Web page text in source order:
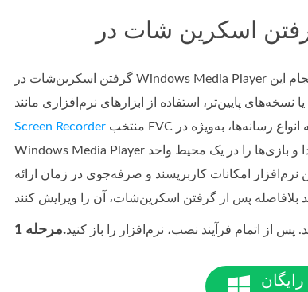
گرفتن اسکرین‌شات در Windows Media Player آسان است و نباید وقت زیادی برای انجام دادن یا یاد گرفتن آن صرف کنید. راه‌های زیادی برای انجام این
Screen Recorder
Windows Media Player طراحی شده است. با این نرم‌افزار، کاربران می‌توانند کارهای روی صفحه را انجام دهند و ویدیو، صدا و بازی‌ها را در یک محیط واحد
امکانات کاربرپسند و صرفه‌جوی در زمان ارائه
مرحله 1.
رایگان